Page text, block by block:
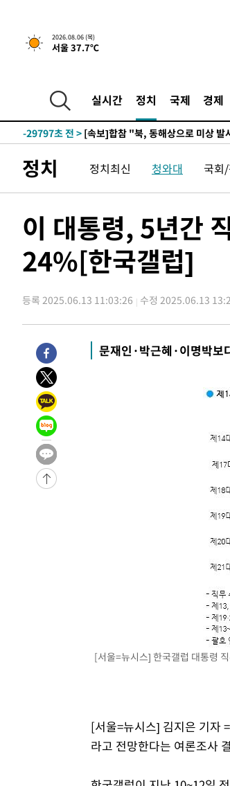
2026.08.06 (목)
서울 37.7℃
실시간 정치 국제 경제
-6010초 전 > [속보]경찰, '홍명보 선임 논란' 대한축
-31961초 전 >
日방위성, 北이 동해로 쏜 발사체는
-30391초 전 >
-29797초 전 > [속보]합참 "북, 동해상으로 미상 발
-29152초 전 >
[속보]7~9일 프로야구 3연전도 폭
-28814초 전 >"韓 외환시장 개입 관측 배경엔 美
-28481초 전 >서울 낮 37.9도, 올여름 최고치 경신
-28043초 전 >[속보]종합특검, 대검 추가 압수수색
-24138초 전 >
[속보]코스닥, 800p 회복…0.26%
-23933초 전 >[속보]원·달러 환율, 0.7원 내린
-21532초 전 >"여기 떨어졌다"…다누리, 스페이스
-18577초 전 >
손흥민, 5경기 연속골 실패…LAFC
-11178초 전 >
-10815초 전 >
트럼프, 한국계 진보 주지사 후보
-10793초 전 >
-7313초 전 >
[속보]산업장관 "李정부, 원전 반대
-6010초 전 >
[속보]경찰, '홍명보 선임 논란' 대한
-32213초 전 >
[속보]합참 "北 발사체는 단거리탄
화"
-31961초 전 >
[속보]합참 "북, 동해상으로 미상
'낮 최고 39도' 불볕더위…한밤 열
[속보]7~9일 프로야구 3연전도 폭
'월드컵 탈락 후폭풍' 축구협회…초
서울 낮 37.9도, 올여름 최고치 경
[속보]종합특검, 대검 추가 압수수
[속보]코스닥, 800p 회복…0.26%
손흥민, 5경기 연속골 실패…LAFC
내일까지 39도 '펄펄'…기상청 "태
정치 정치최신 청와대 국회
이 대통령, 5년간
24%[한국갤럽]
등록 2025.06.13 11:03:26 수정 2025.06.13
문재인·박근혜·이명박보
[서울=뉴시스] 한국갤럽 대통령
[서울=뉴시스] 김지은 기자
라고 전망한다는 여론조사